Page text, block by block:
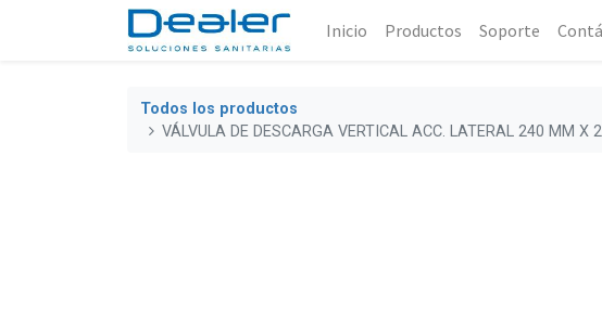
Inicio Productos Soporte
Todos los productos
VÁLVULA DE DESCARGA VERTICAL ACC. LATERAL 240 MM X